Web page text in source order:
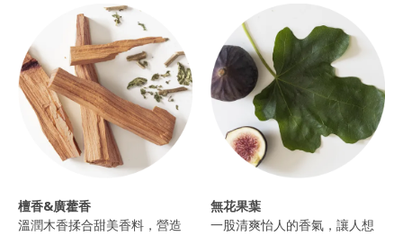
檀香&廣藿香
溫潤木香揉合甜美香料，營造
無花果葉
一股清爽怡人的香氣，讓人想